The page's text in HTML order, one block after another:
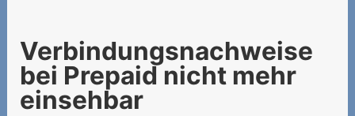
Verbindungsnachweise
bei Prepaid nicht mehr
einsehbar
Falsche Lieferung von
Mobilgeräten
Neue AGB für
Geschäftskunden nicht